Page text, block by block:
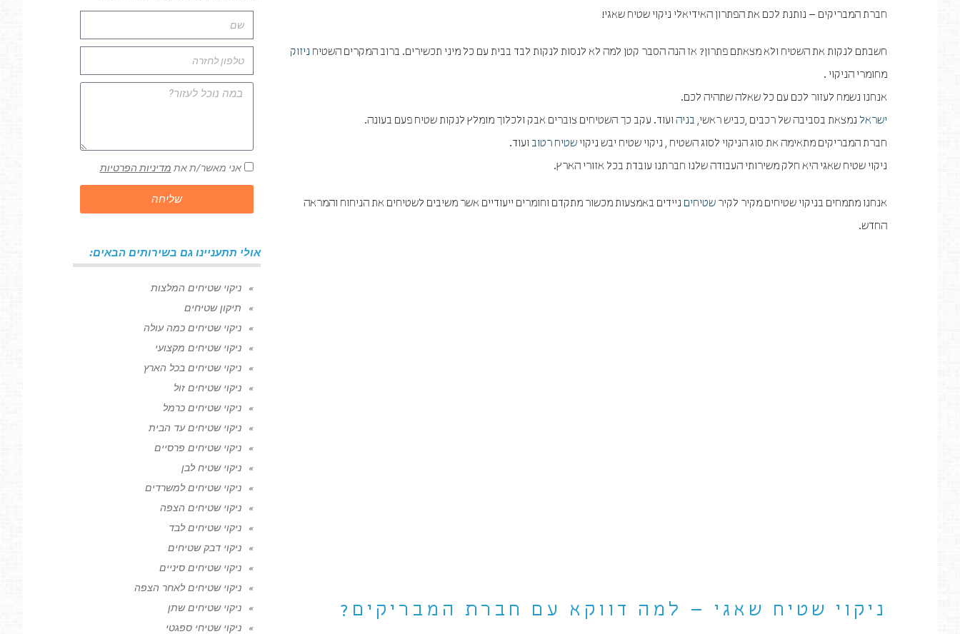
חברת המבריקים – נותנת לכם את הפתרון האידיאלי ניקוי שטיח שאגי!
חשבתם לנקות את השטיח ולא מצאתם פתרון? אז הנה הסבר קטן למה לא לנסות לנקות לבד בבית עם כל מיני תכשירים. ברוב המקרים השטיח ניזוק
מחומרי הניקוי .
אנחנו נשמח לעזור לכם עם כל שאלה שתהיה לכם.
ישראל נמצאת בסביבה של רכבים ,כביש ראשי, בניה ועוד. עקב כך השטיחים צוברים אבק ולכלוך מומלץ לנקות שטיח פעם בעונה.
חברת המבריקים מתאימה את סוג הניקוי לסוג השטיח , ניקוי שטיח יבש ניקוי שטיח רטוב ועוד.
ניקוי שטיח שאגי היא חלק משירותי העבודה שלנו חברתנו עובדת בכל אזורי הארץ.
אנחנו מתמחים בניקוי שטיחים מקיר לקיר שטיחים ניידים באמצעות מכשור מתקדם וחומרים ייעודיים אשר משיבים לשטיחים את הניחוח והמראה
החדש.
ניקוי שטיח שאגי – למה דווקא עם חברת המבריקים?
אני מאשר/ת את מדיניות הפרטיות
שליחה
אולי תתעניינו גם בשירותים הבאים:
ניקוי שטיחים המלצות
תיקון שטיחים
ניקוי שטיחים כמה עולה
ניקוי שטיחים מקצועי
ניקוי שטיחים בכל הארץ
ניקוי שטיחים זול
ניקוי שטיחים כרמל
ניקוי שטיחים עד הבית
ניקוי שטיחים פרסיים
ניקוי שטיח לבן
ניקוי שטיחים למשרדים
ניקוי שטיחים הצפה
ניקוי שטיחים לבד
ניקוי דבק שטיחים
ניקוי שטיחים סיניים
ניקוי שטיחים לאחר הצפה
ניקוי שטיחים שתן
ניקוי שטיחי ספגטי